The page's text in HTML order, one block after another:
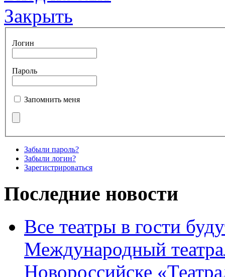
Закрыть
Логин
Пароль
Запомнить меня
Забыли пароль?
Забыли логин?
Зарегистрироваться
Последние новости
Все театры в гости
Международный
Новороссийске